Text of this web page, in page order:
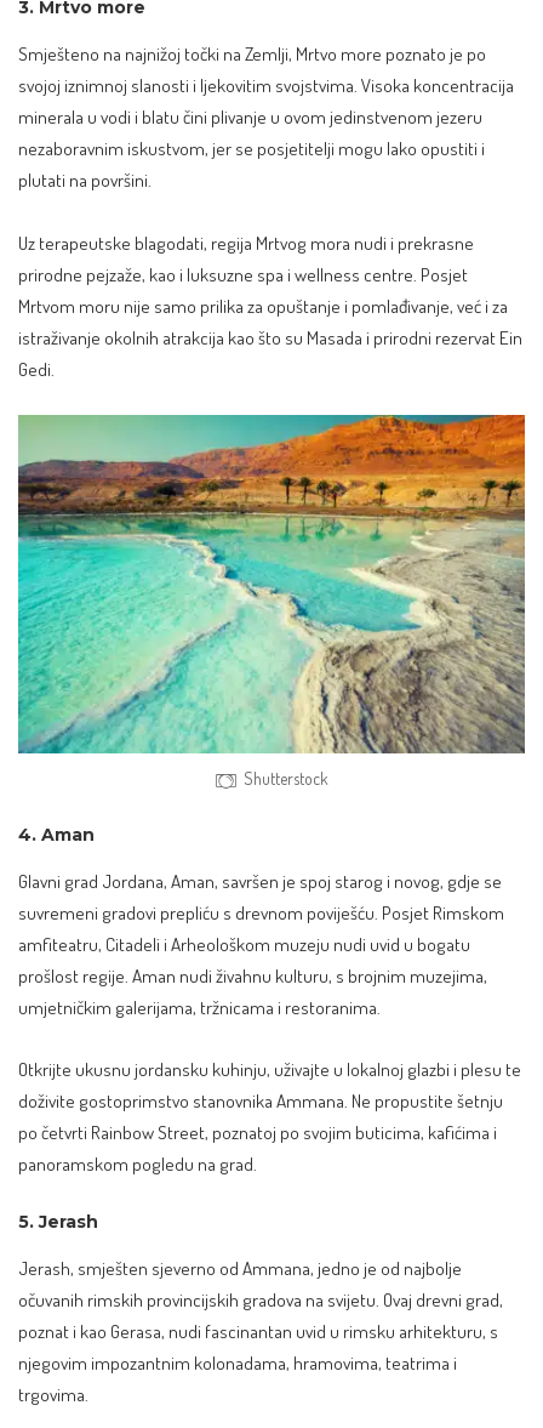
3. Mrtvo more
Smješteno na najnižoj točki na Zemlji, Mrtvo more poznato je po
svojoj iznimnoj slanosti i ljekovitim svojstvima. Visoka koncentracija
minerala u vodi i blatu čini plivanje u ovom jedinstvenom jezeru
nezaboravnim iskustvom, jer se posjetitelji mogu lako opustiti i
plutati na površini.
Uz terapeutske blagodati, regija Mrtvog mora nudi i prekrasne
prirodne pejzaže, kao i luksuzne spa i wellness centre. Posjet
Mrtvom moru nije samo prilika za opuštanje i pomlađivanje, već i za
istraživanje okolnih atrakcija kao što su Masada i prirodni rezervat Ein
Gedi.
Shutterstock
4. Aman
Glavni grad Jordana, Aman, savršen je spoj starog i novog, gdje se
suvremeni gradovi prepliću s drevnom poviješću. Posjet Rimskom
amfiteatru, Citadeli i Arheološkom muzeju nudi uvid u bogatu
prošlost regije. Aman nudi živahnu kulturu, s brojnim muzejima,
umjetničkim galerijama, tržnicama i restoranima.
Otkrijte ukusnu jordansku kuhinju, uživajte u lokalnoj glazbi i plesu te
doživite gostoprimstvo stanovnika Ammana. Ne propustite šetnju
po četvrti Rainbow Street, poznatoj po svojim buticima, kafićima i
panoramskom pogledu na grad.
5. Jerash
Jerash, smješten sjeverno od Ammana, jedno je od najbolje
očuvanih rimskih provincijskih gradova na svijetu. Ovaj drevni grad,
poznat i kao Gerasa, nudi fascinantan uvid u rimsku arhitekturu, s
njegovim impozantnim kolonadama, hramovima, teatrima i
trgovima.